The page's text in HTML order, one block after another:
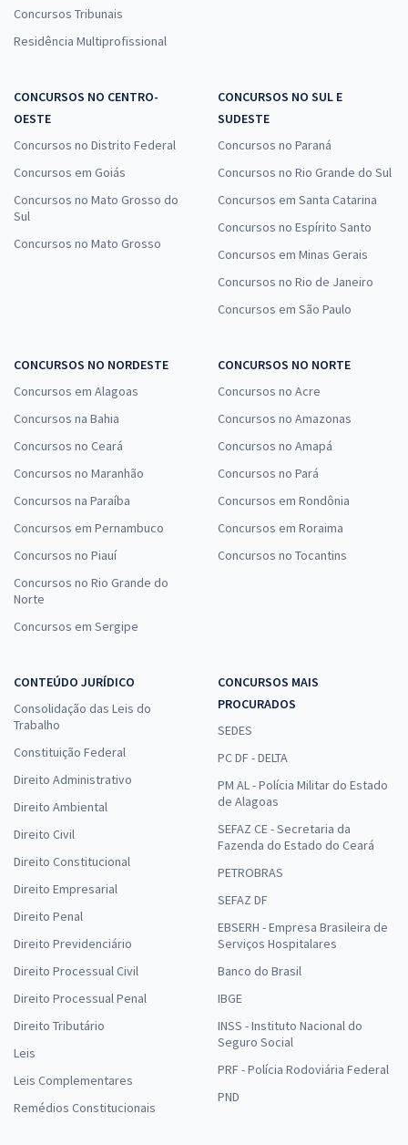
Concursos Tribunais
Residência Multiprofissional
CONCURSOS NO CENTRO-
OESTE
Concursos no Distrito Federal
Concursos em Goiás
Concursos no Mato Grosso do
Sul
Concursos no Mato Grosso
CONCURSOS NO SUL E
SUDESTE
Concursos no Paraná
Concursos no Rio Grande do Sul
Concursos em Santa Catarina
Concursos no Espírito Santo
Concursos em Minas Gerais
Concursos no Rio de Janeiro
Concursos em São Paulo
CONCURSOS NO NORDESTE
Concursos em Alagoas
Concursos na Bahia
Concursos no Ceará
Concursos no Maranhão
Concursos na Paraíba
Concursos em Pernambuco
Concursos no Piauí
Concursos no Rio Grande do
Norte
Concursos em Sergipe
CONCURSOS NO NORTE
Concursos no Acre
Concursos no Amazonas
Concursos no Amapá
Concursos no Pará
Concursos em Rondônia
Concursos em Roraima
Concursos no Tocantins
CONTEÚDO JURÍDICO
Consolidação das Leis do
Trabalho
Constituição Federal
Direito Administrativo
Direito Ambiental
Direito Civil
Direito Constitucional
Direito Empresarial
Direito Penal
Direito Previdenciário
Direito Processual Civil
Direito Processual Penal
Direito Tributário
Leis
Leis Complementares
Remédios Constitucionais
CONCURSOS MAIS
PROCURADOS
SEDES
PC DF - DELTA
PM AL - Polícia Militar do Estado
de Alagoas
SEFAZ CE - Secretaria da
Fazenda do Estado do Ceará
PETROBRAS
SEFAZ DF
EBSERH - Empresa Brasileira de
Serviços Hospitalares
Banco do Brasil
IBGE
INSS - Instituto Nacional do
Seguro Social
PRF - Polícia Rodoviária Federal
PND